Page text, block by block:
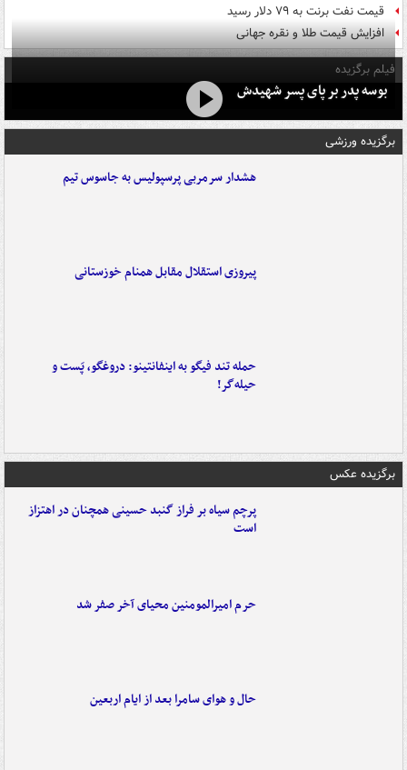
قیمت نفت برنت به ۷۹ دلار رسید
افزایش قیمت طلا و نقره جهانی
فیلم برگزیده
بوسه‌ پدر بر پای پسر شهیدش
برگزیده ورزشی
هشدار سرمربی پرسپولیس به جاسوس تیم
پیروزی استقلال مقابل همنام خوزستانی
حمله تند فیگو به اینفانتینو: دروغگو، پَست‌ و
حیله‌گر!
برگزیده عکس
پرچم سیاه بر فراز گنبد حسینی همچنان در اهتزاز
است
حرم امیرالمومنین محیای آخر صفر شد
حال و هوای سامرا بعد از ایام اربعین